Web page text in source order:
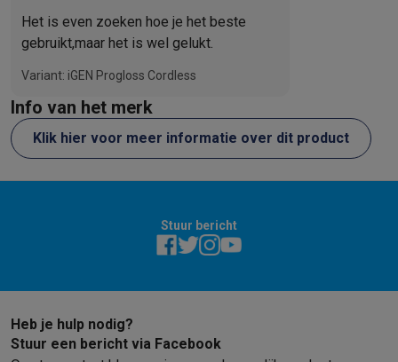
Refurbished smartphones Refurbished tablets
Huishouden
Wasmachines met ecocheques
Kleine keukentoestellen
Kleine keukentoestellen met ecocheques
Grote keukentoestellen
Vaatwassers met ecochequesKoelkasten met ecocheques
Airco
Bluetooth speakers met ecocheques
Elektrische steps met ecocheques
Eco initiatieven
3m draaibaar salon snoer
Silicone hittebestendige mat
Wereldwijd voltage
Het is even zoeken hoe je het beste
gebruikt,maar het is wel gelukt.
Variant: iGEN Progloss Cordless
Info van het merk
Klik hier voor meer informatie over dit product
Stuur bericht
Heb je hulp nodig?
Stuur een bericht via Facebook